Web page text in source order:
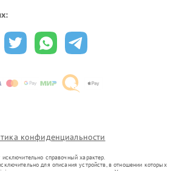
конфиденциальности
справочный характер.
для описания устройств, в отношении которых